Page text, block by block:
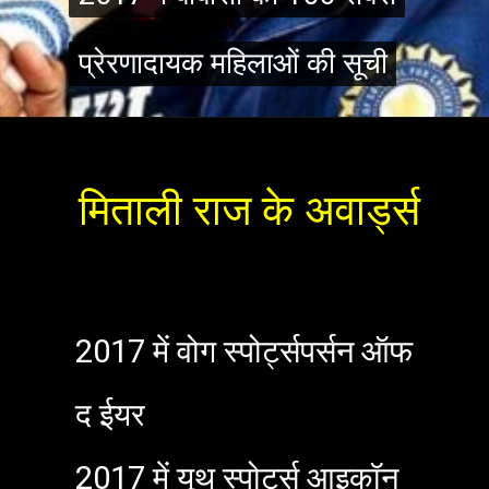
प्रेरणादायक महिलाओं की सूची
प्रेरणादायक महिलाओं की सूची
2017 में वोग स्पोर्ट्सपर्सन ऑफ
द ईयर
2017 में यूथ स्पोर्ट्स आइकॉन
मिताली राज के अवार्ड्स